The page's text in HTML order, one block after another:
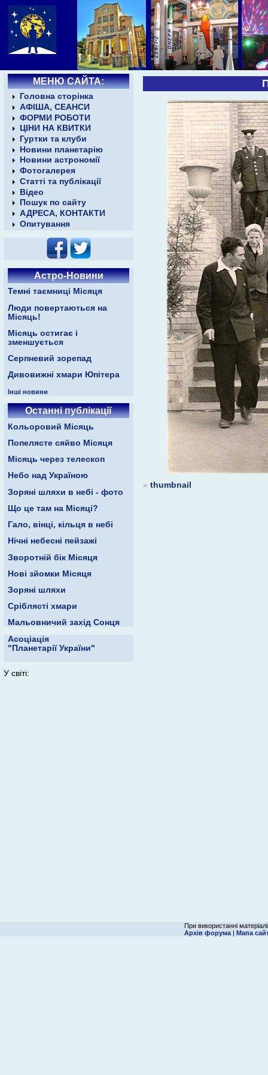
МЕНЮ САЙТА:
Головна сторінка
АФІША, СЕАНСИ
ФОРМИ РОБОТИ
ЦІНИ НА КВИТКИ
Гуртки та клуби
Новини планетарію
Новини астрономії
Фотогалерея
Статті та публікації
Відео
Пошук по сайту
АДРЕСА, КОНТАКТИ
Опитування
Астро-Новини
Темні таємниці Місяця
Люди повертаються на
Місяць!
Місяць остигає і
зменшується
Серпневий зорепад
Дивовижні хмари Юпітера
Інші новини
Останні публікації
Кольоровий Місяць
Попелясте сяйво Місяця
Місяць через телескоп
Небо над Україною
Зоряні шляхи в небі - фото
Що це там на Місяці?
Гало, вінці, кільця в небі
Нічні небесні пейзажі
Зворотній бік Місяця
Нові зйомки Місяця
Зоряні шляхи
Сріблясті хмари
Мальовничий захід Сонця
Асоціація
"Планетарії України"
У світі:
» thumbnail
При використанні
Архів форума| Мапа